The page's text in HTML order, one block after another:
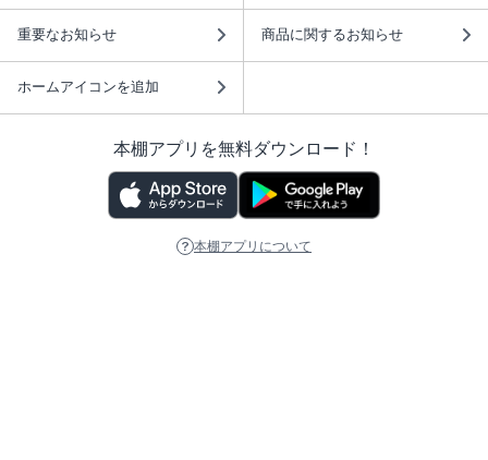
重要なお知らせ 商品に関するお知らせ
ホームアイコンを追加
本棚アプリを無料ダウンロード！
本棚アプリについて